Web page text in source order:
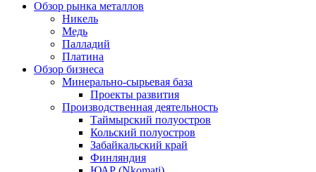
Обзор рынка металлов
Никель
Медь
Палладий
Платина
Обзор бизнеса
Минерально-сырьевая база
Проекты развития
Производственная деятельность
Таймырский полуостров
Кольский полуостров
Забайкальский край
Финляндия